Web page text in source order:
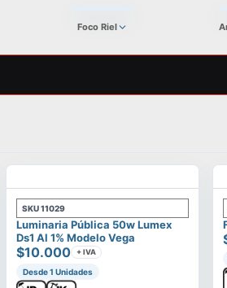
Foco Riel
SKU11029
Luminaria Pública 50w Lumex
Ds1 Al 1% Modelo Vega
$10.000 + IVA
Desde 1 Unidades